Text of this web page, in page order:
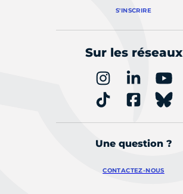
S'INSCRIRE
Sur les réseaux
Une question ?
CONTACTEZ-NOUS